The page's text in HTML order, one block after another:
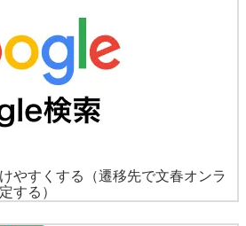
やすくする
（遷移先で文春オンラ
する）